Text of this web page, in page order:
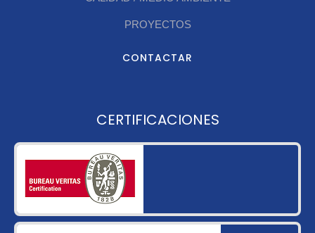
PROYECTOS
CONTACTAR
CERTIFICACIONES